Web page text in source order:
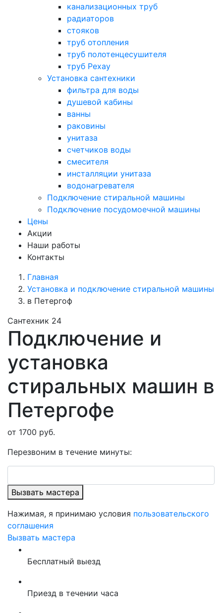
канализационных труб
радиаторов
стояков
труб отопления
труб полотенцесушителя
труб Рехау
Установка сантехники
фильтра для воды
душевой кабины
ванны
раковины
унитаза
счетчиков воды
смесителя
инсталляции унитаза
водонагревателя
Подключение стиральной машины
Подключение посудомоечной машины
Цены
Акции
Наши работы
Контакты
Главная
Установка и подключение стиральной машины
в Петергоф
Сантехник 24
Подключение и
установка
стиральных машин в
Петергофе
от 1700 руб.
Перезвоним в течение минуты:
Вызвать мастера
Нажимая, я принимаю условия пользовательского
соглашения
Вызвать мастера
Бесплатный выезд
Приезд в течении часа